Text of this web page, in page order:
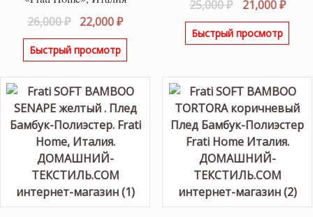
26,000₽
Первоначальная
цена
составляла
22,000₽Текущая
цена:
Быстрый просмотр
25,000₽
цена
составляла
21,000₽
Быстрый просмотр